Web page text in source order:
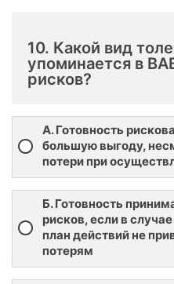
10. Какой вид
упоминается в
рисков?
А. Готовность
большую выгоду,
потери при
Б. Готовность
рисков, если в
план действий не
потерям